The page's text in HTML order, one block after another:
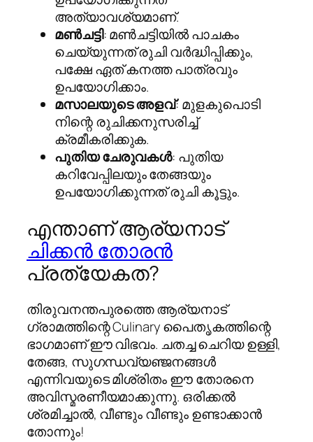
അത്യാവശ്യമാണ്.
മൺചട്ടി: മൺചട്ടിയിൽ പാചകം
ചെയ്യുന്നത് രുചി വർദ്ധിപ്പിക്കും,
പക്ഷേ ഏത് കനത്ത പാത്രവും
ഉപയോഗിക്കാം.
മസാലയുടെ അളവ്: മുളകുപൊടി
നിന്റെ രുചിക്കനുസരിച്ച്
ക്രമീകരിക്കുക.
പുതിയ ചേരുവകൾ: പുതിയ
കറിവേപ്പിലയും തേങ്ങയും
ഉപയോഗിക്കുന്നത് രുചി കൂട്ടും.
എന്താണ് ആര്യനാട്
ചിക്കൻ തോരൻ
പ്രത്യേകത?
തിരുവനന്തപുരത്തെ ആര്യനാട്
ഗ്രാമത്തിന്റെ Culinary പൈതൃകത്തിന്റെ
ഭാഗമാണ് ഈ വിഭവം. ചതച്ച ചെറിയ ഉള്ളി,
തേങ്ങ, സുഗന്ധവ്യഞ്ജനങ്ങൾ
എന്നിവയുടെ മിശ്രിതം ഈ തോരനെ
അവിസ്മരണീയമാക്കുന്നു. ഒരിക്കൽ
ശ്രമിച്ചാൽ, വീണ്ടും വീണ്ടും ഉണ്ടാക്കാൻ
തോന്നും!